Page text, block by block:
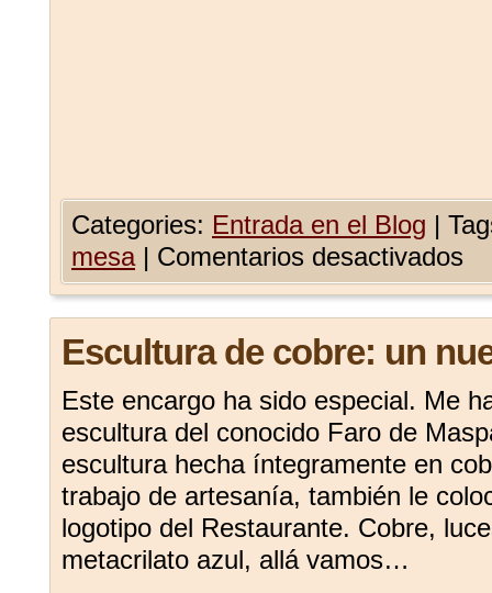
Categories: Entrada en el Blog |
mesa | Comentarios desactivados
Escultura de cobre: un
Este encargo ha sido especial. Me
escultura del conocido Faro de
escultura hecha íntegramente en
trabajo de artesanía, también le
logotipo del Restaurante. Cobre,
metacrilato azul, allá vamos…